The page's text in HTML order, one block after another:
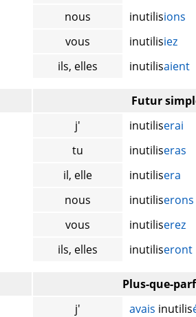
nous
inutilisions
vous
inutilisiez
ils, elles
inutilisaient
Futur
j'
inutiliserai
tu
inutiliseras
il, elle
inutilisera
nous
inutiliserons
vous
inutiliserez
ils, elles
inutiliseront
Plus-que-
j'
avais inutilis